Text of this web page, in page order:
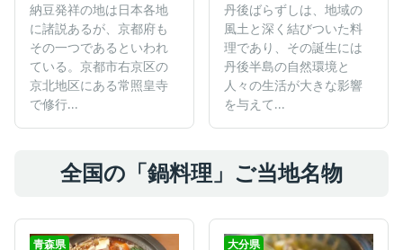
納豆発祥の地は日本各地
に諸説あるが、京都府も
その一つであるといわれ
ている。京都市右京区の
京北地区にある常照皇寺
で修行...
丹後ばらずしは、地域の
風土と深く結びついた料
理であり、その誕生には
丹後半島の自然環境と
人々の生活が大きな影響
を与えて...
全国の「鍋料理」ご当地名物
青森県 大分県